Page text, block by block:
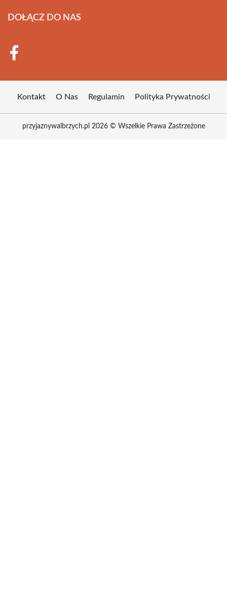
DOŁĄCZ DO NAS
Kontakt O Nas Regulamin Polityka Prywatności
przyjaznywalbrzych.pl 2026 © Wszelkie Prawa Zastrzeżone